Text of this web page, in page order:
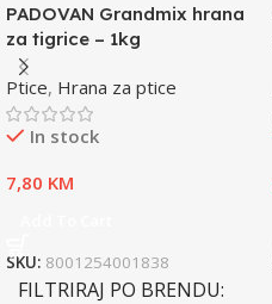
PADOVAN Grandmix hrana
za tigrice – 1kg
Ptice, Hrana za ptice
In stock
7,80 KM
SKU: 8001254001838
FILTRIRAJ PO BRENDU